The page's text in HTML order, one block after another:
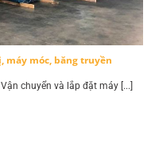
máy móc, băng truyền
chuyển và lắp đặt máy [...]